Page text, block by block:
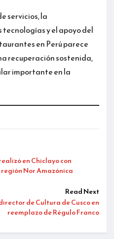
servicios, la
y el apoyo del
en Perú parece
recuperación sostenida,
importante en la
en Chiclayo con
Nor Amazónica
Read Next
de Cultura de Cusco en
reemplazo de Régulo Franco